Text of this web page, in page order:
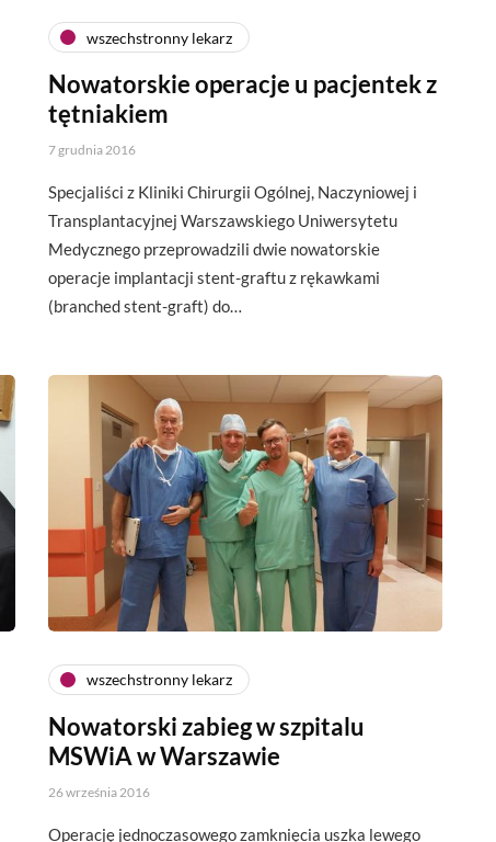
wszechstronny lekarz
Nowatorskie operacje u pacjentek z
tętniakiem
7 grudnia 2016
Specjaliści z Kliniki Chirurgii Ogólnej, Naczyniowej i
Transplantacyjnej Warszawskiego Uniwersytetu
Medycznego przeprowadzili dwie nowatorskie
operacje implantacji stent-graftu z rękawkami
(branched stent-graft) do…
wszechstronny lekarz
Nowatorski zabieg w szpitalu
MSWiA w Warszawie
26 września 2016
Operację jednoczasowego zamknięcia uszka lewego